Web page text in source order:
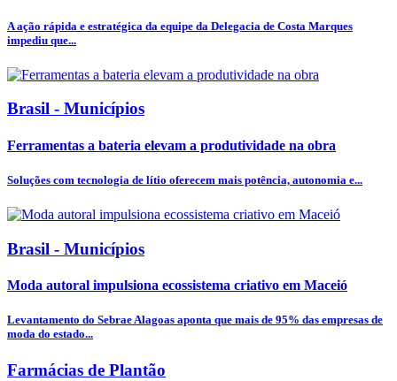
A ação rápida e estratégica da equipe da Delegacia de Costa Marques
impediu que...
Brasil - Municípios
Ferramentas a bateria elevam a produtividade na obra
Soluções com tecnologia de lítio oferecem mais potência, autonomia e...
Brasil - Municípios
Moda autoral impulsiona ecossistema criativo em Maceió
Levantamento do Sebrae Alagoas aponta que mais de 95% das empresas de
moda do estado...
Farmácias de Plantão